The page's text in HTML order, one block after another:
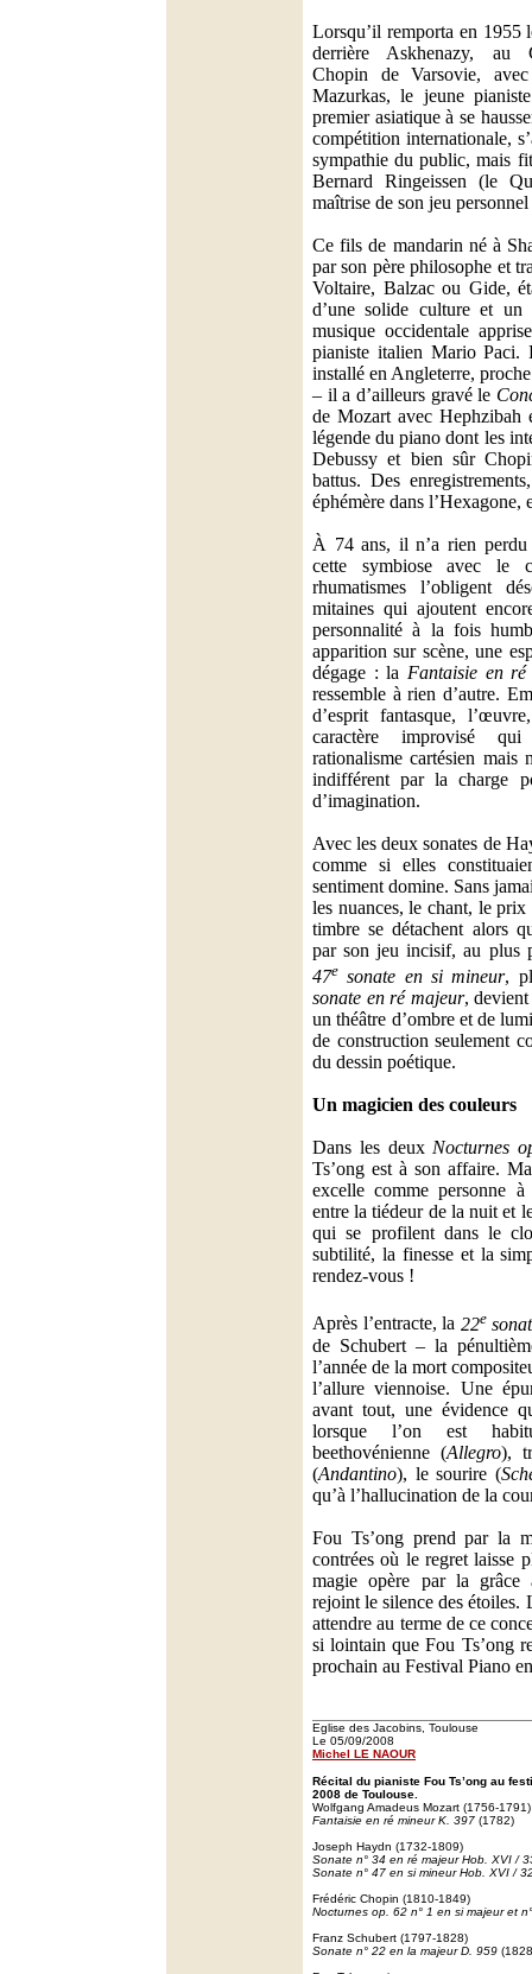
Lorsqu’il remporta en 1955
derrière Askhenazy, au
Chopin de Varsovie,
Mazurkas, le jeune
premier asiatique à se
compétition internationale,
sympathie du public, mais
Bernard Ringeissen (le
maîtrise de son jeu
Ce fils de mandarin né à
par son père philosophe et
Voltaire, Balzac ou Gide,
d’une solide culture et
musique occidentale
pianiste italien Mario Paci.
installé en Angleterre,
– il a d’ailleurs gravé le
de Mozart avec Hephzibah
légende du piano dont les
Debussy et bien sûr
battus. Des
éphémère dans l’Hexagone,
À 74 ans, il n’a rien perdu
cette symbiose avec le
rhumatismes l’obligent
mitaines qui ajoutent
personnalité à la fois
apparition sur scène, une
dégage : la Fantaisie en
ressemble à rien d’autre.
d’esprit fantasque,
caractère improvisé
rationalisme cartésien mais
indifférent par la charge
d’imagination.
Avec les deux sonates de
comme si elles
sentiment domine. Sans
les nuances, le chant, le
timbre se détachent alors
par son jeu incisif, au plus
47e sonate en si mineur,
sonate en ré majeur,
un théâtre d’ombre et de
de construction seulement
du dessin poétique.
Un magicien des couleurs
Dans les deux Nocturnes
Ts’ong est à son affaire.
excelle comme personne
entre la tiédeur de la nuit et
qui se profilent dans le
subtilité, la finesse et la
rendez-vous !
Après l’entracte, la 22e
de Schubert – la
l’année de la mort
l’allure viennoise. Une
avant tout, une évidence
lorsque l’on est
beethovénienne (Allegro),
(Andantino), le sourire (
qu’à l’hallucination de la
Fou Ts’ong prend par la
contrées où le regret laisse
magie opère par la grâce
rejoint le silence des étoiles.
attendre au terme de ce
si lointain que Fou Ts’ong
prochain au Festival Piano
Eglise des Jacobins, Toulouse
Le 05/09/2008
Michel LE NAOUR
Récital du pianiste Fou Ts’ong au
2008 de Toulouse.
Wolfgang Amadeus Mozart (1756-1791)
Fantaisie en ré mineur K. 397 (1782)
Joseph Haydn (1732-1809)
Sonate n° 34 en ré majeur Hob. XVI /
Sonate n° 47 en si mineur Hob. XVI /
Frédéric Chopin (1810-1849)
Nocturnes op. 62 n° 1 en si majeur et
Franz Schubert (1797-1828)
Sonate n° 22 en la majeur D. 959